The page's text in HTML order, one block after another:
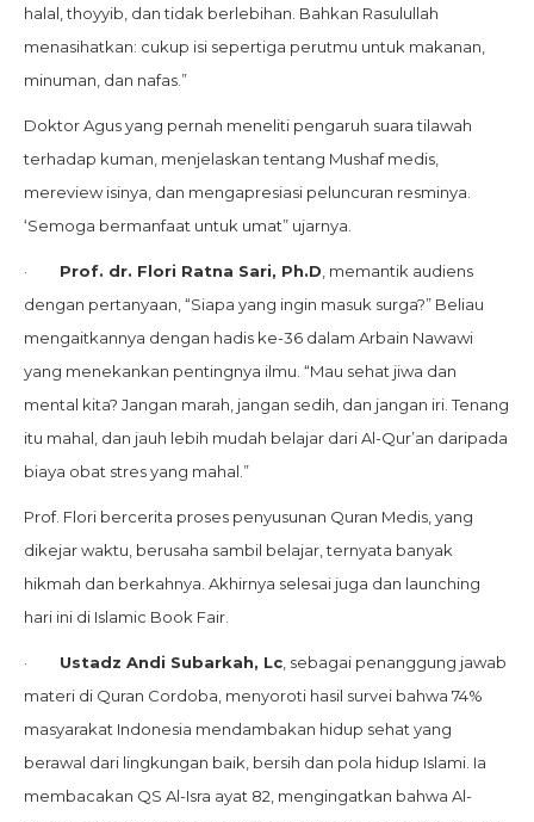
halal, thoyyib, dan tidak berlebihan. Bahkan Rasulullah
menasihatkan: cukup isi sepertiga perutmu untuk makanan,
minuman, dan nafas.”
Doktor Agus yang pernah meneliti pengaruh suara tilawah
terhadap kuman, menjelaskan tentang Mushaf medis,
mereview isinya, dan mengapresiasi peluncuran resminya.
‘Semoga bermanfaat untuk umat” ujarnya.
· Prof. dr. Flori Ratna Sari, Ph.D, memantik audiens
dengan pertanyaan, “Siapa yang ingin masuk surga?” Beliau
mengaitkannya dengan hadis ke-36 dalam Arbain Nawawi
yang menekankan pentingnya ilmu. “Mau sehat jiwa dan
mental kita? Jangan marah, jangan sedih, dan jangan iri. Tenang
itu mahal, dan jauh lebih mudah belajar dari Al-Qur’an daripada
biaya obat stres yang mahal.”
Prof. Flori bercerita proses penyusunan Quran Medis, yang
dikejar waktu, berusaha sambil belajar, ternyata banyak
hikmah dan berkahnya. Akhirnya selesai juga dan launching
hari ini di Islamic Book Fair.
· Ustadz Andi Subarkah, Lc, sebagai penanggung jawab
materi di Quran Cordoba, menyoroti hasil survei bahwa 74%
masyarakat Indonesia mendambakan hidup sehat yang
berawal dari lingkungan baik, bersih dan pola hidup Islami. Ia
membacakan QS Al-Isra ayat 82, mengingatkan bahwa Al-